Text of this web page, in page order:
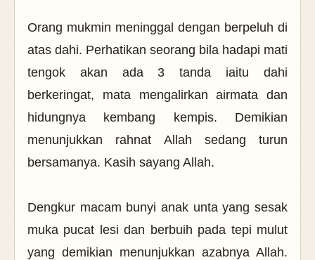
Orang mukmin meninggal dengan berpeluh di
atas dahi. Perhatikan seorang bila hadapi mati
tengok akan ada 3 tanda iaitu dahi
berkeringat, mata mengalirkan airmata dan
hidungnya kembang kempis. Demikian
menunjukkan rahnat Allah sedang turun
bersamanya. Kasih sayang Allah.
Dengkur macam bunyi anak unta yang sesak
muka pucat lesi dan berbuih pada tepi mulut
yang demikian menunjukkan azabnya Allah.